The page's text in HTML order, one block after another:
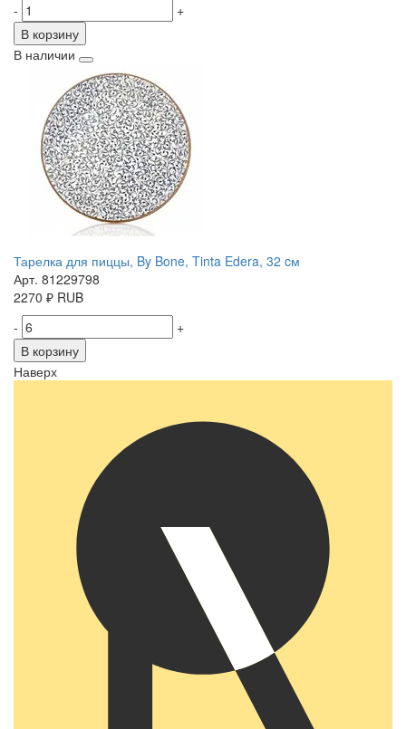
-
+
В корзину
В наличии
Тарелка для пиццы, By Bone, Tinta Edera, 32 cм
Арт. 81229798
2270 ₽ RUB
-
+
В корзину
Наверх